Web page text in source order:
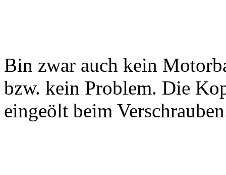
Bin zwar auch kein
bzw. kein Problem. Die
eingeölt beim